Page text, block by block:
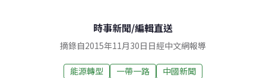
時事新聞/編輯直送
摘錄自2015年11月30日日經中文網報導
能源轉型 一帶一路 中國新聞